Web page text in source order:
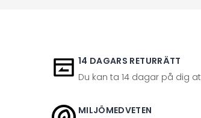
14 DAGARS RETURRÄTT
Du kan ta 14 dagar på dig
MILJÖMEDVETEN